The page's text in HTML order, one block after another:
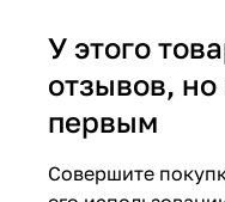
У этого
отзывов,
первым
Совершите